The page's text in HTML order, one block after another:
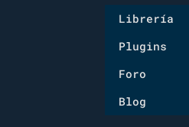
Librería
Plugins
Foro
Blog